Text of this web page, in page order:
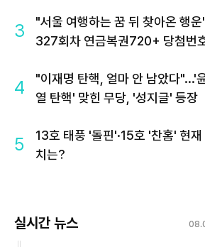
3
"서울 여행하는 꿈 뒤 찾아온 행
327회차 연금복권720+ 당첨번
4
"이재명 탄핵, 얼마 안 남았다"...'
열 탄핵' 맞힌 무당, '성지글' 등장
5
13호 태풍 '돌핀'·15호 '찬홈' 현재
치는?
실시간 뉴스